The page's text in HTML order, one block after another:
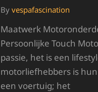
By vespafascination
Maatwerk
Persoonlijke Touch
passie, het is een
motorliefhebbers is
een voertuig; het